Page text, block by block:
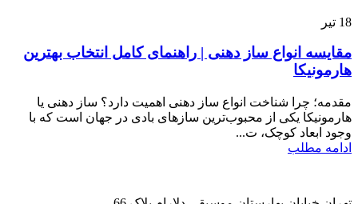
18 تیر
مقایسه انواع ساز دهنی | راهنمای کامل انتخاب بهترین
هارمونیکا
مقدمه؛ چرا شناخت انواع ساز دهنی اهمیت دارد؟ ساز دهنی یا
هارمونیکا یکی از محبوب‌ترین سازهای بادی در جهان است که با
وجود ابعاد کوچک، ت...
ادامه مطلب